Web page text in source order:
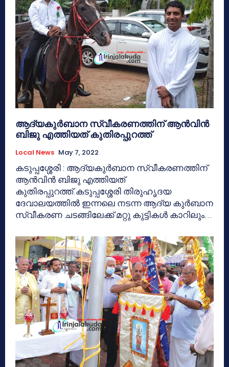
ആദ്യകുര്‍ബാന സ്വീകരണത്തിന് ആന്‍വിന്‍
ബിജു എത്തിയത് കുതിരപ്പുറത്ത്
Local News May 7, 2022
കടുപ്പശ്ശേരി : ആദ്യകുര്‍ബാന സ്വീകരണത്തിന്
ആന്‍വിന്‍ ബിജു എത്തിയത്
കുതിരപ്പുറത്ത്.കടുപ്പശ്ശേരി തിരുഹൃദയ
ദേവാലയത്തില്‍ ഇന്നലെ നടന്ന ആദ്യ കുര്‍ബാന
സ്വീകരണ ചടങ്ങിലേക്ക് മറ്റു കുട്ടികള്‍ കാറിലും...